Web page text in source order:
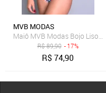
MVB MODAS
Maiô MVB Modas Bojo Liso
R$89,90 - 17%
R$74,90